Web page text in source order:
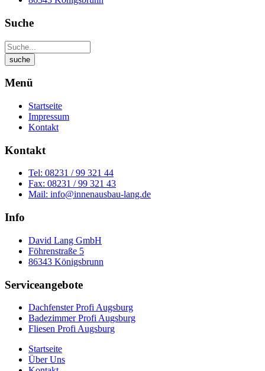
Suche
Menü
Startseite
Impressum
Kontakt
Kontakt
Tel: 08231 / 99 321 44
Fax: 08231 / 99 321 43
Mail: info@innenausbau-lang.de
Info
David Lang GmbH
Föhrenstraße 5
86343 Königsbrunn
Serviceangebote
Dachfenster Profi Augsburg
Badezimmer Profi Augsburg
Fliesen Profi Augsburg
Startseite
Über Uns